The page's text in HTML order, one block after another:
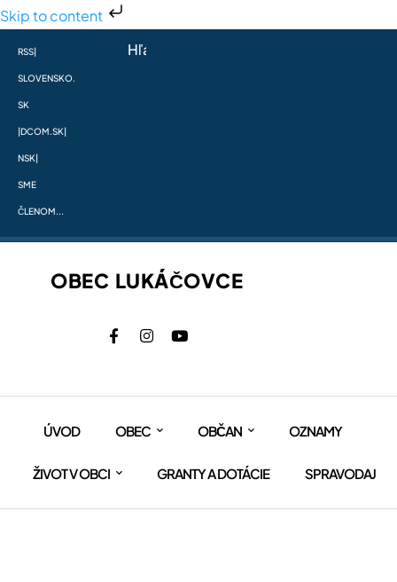
Skip to content
RSS|
SLOVENSKO.
SK
|DCOM.SK|
NSK|
SME
ČLENOM...
OBEC LUKÁČOVCE
ÚVOD OBEC OBČAN OZNAMY
ŽIVOT V OBCI GRANTY A DOTÁCIE SPRAVODAJ